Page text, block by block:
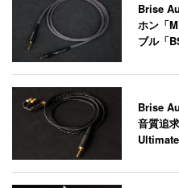
Brise
ホン「
ブル「
Brise
音質追